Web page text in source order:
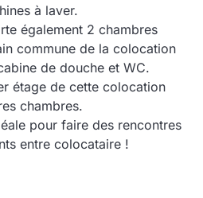
à laver.
également 2 chambres
commune de la colocation
de douche et WC.
étage de cette colocation
chambres.
pour faire des rencontres
entre colocataire !